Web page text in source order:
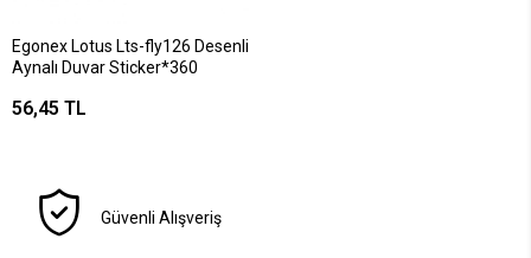
Egonex Lotus Lts-fly126 Desenli
Aynalı Duvar Sticker*360
56,45 TL
Güvenli Alışveriş